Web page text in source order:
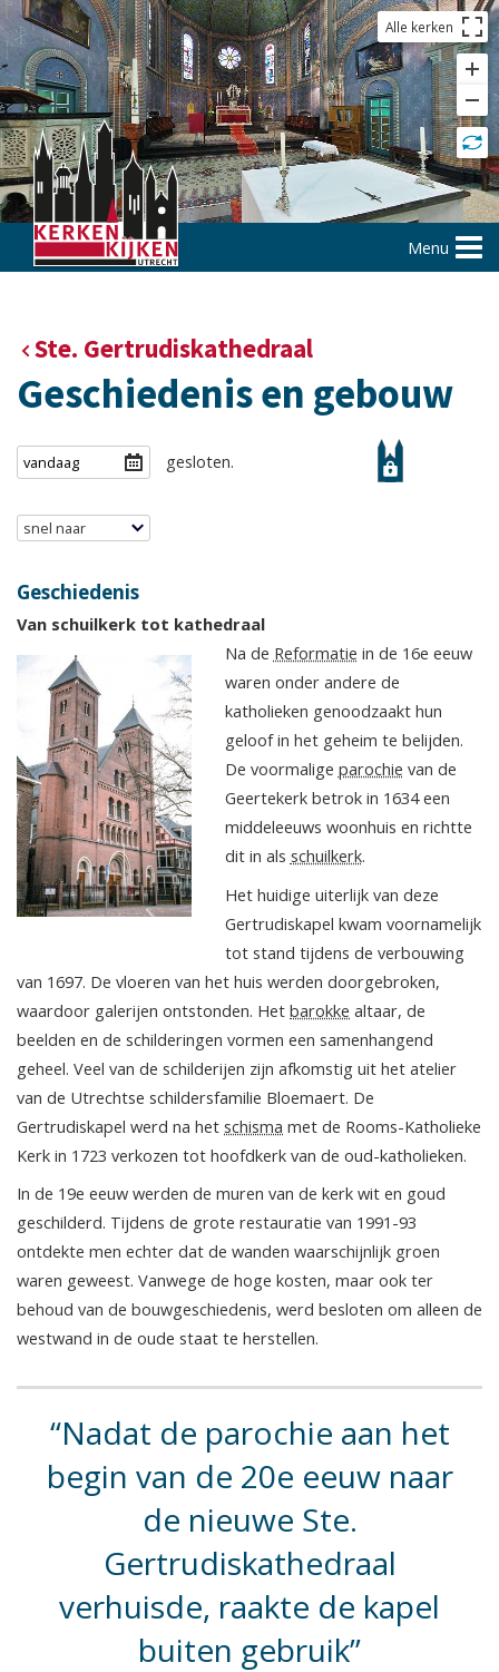
Alle kerken
Menu
Ste. Gertrudiskathedraal
Geschiedenis en gebouw
gesloten.
snel naar
Geschiedenis
Van schuilkerk tot kathedraal
Na de Reformatie in de 16e eeuw
waren onder andere de
katholieken genoodzaakt hun
geloof in het geheim te belijden.
De voormalige parochie van de
Geertekerk betrok in 1634 een
middeleeuws woonhuis en richtte
dit in als schuilkerk.
Het huidige uiterlijk van deze
Gertrudiskapel kwam voornamelijk
tot stand tijdens de verbouwing
van 1697. De vloeren van het huis werden doorgebroken,
waardoor galerijen ontstonden. Het barokke altaar, de
beelden en de schilderingen vormen een samenhangend
geheel. Veel van de schilderijen zijn afkomstig uit het atelier
van de Utrechtse schildersfamilie Bloemaert. De
Gertrudiskapel werd na het schisma met de Rooms-Katholieke
Kerk in 1723 verkozen tot hoofdkerk van de oud-katholieken.
In de 19e eeuw werden de muren van de kerk wit en goud
geschilderd. Tijdens de grote restauratie van 1991-93
ontdekte men echter dat de wanden waarschijnlijk groen
waren geweest. Vanwege de hoge kosten, maar ook ter
behoud van de bouwgeschiedenis, werd besloten om alleen de
westwand in de oude staat te herstellen.
Nadat de parochie aan het
begin van de 20e eeuw naar
de nieuwe Ste.
Gertrudiskathedraal
verhuisde, raakte de kapel
buiten gebruik